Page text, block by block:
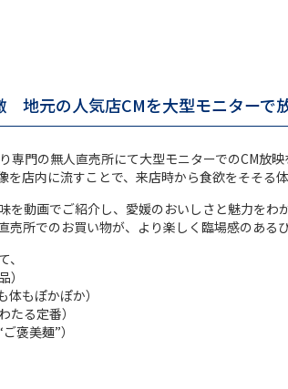
地元の人気店CMを大型モニターで
門の無人直売所にて大型モニターでのCM放映
店内に流すことで、来店時から食欲をそそる
動画でご紹介し、愛媛のおいしさと魅力をわ
所でのお買い物が、より楽しく臨場感のある
もぽかぽか）
たる定番）
褒美麺”）